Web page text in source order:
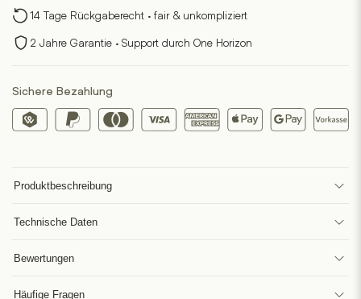
14 Tage Rückgaberecht · fair & unkompliziert
2 Jahre Garantie · Support durch One Horizon
Sichere Bezahlung
Produktbeschreibung
Technische Daten
Bewertungen
Häufige Fragen